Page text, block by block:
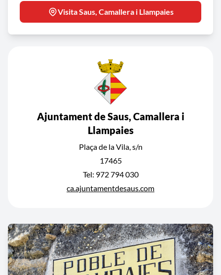
Visita Saus, Camallera i Llampaies
Ajuntament de Saus, Camallera i
Llampaies
Plaça de la Vila, s/n
17465
Tel: 972 794 030
ca.ajuntamentdesaus.com